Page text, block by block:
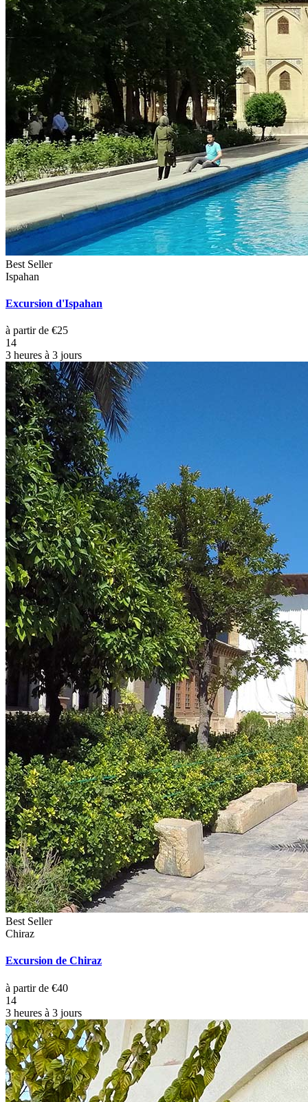
Best Seller
Ispahan
Excursion d'Ispahan
à partir de €25
14
3 heures à 3 jours
Best Seller
Chiraz
Excursion de Chiraz
à partir de €40
14
3 heures à 3 jours